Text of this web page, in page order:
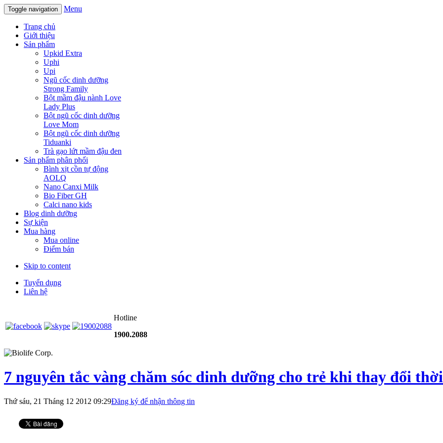
Toggle navigation Menu
Trang chủ
Giới thiệu
Sản phẩm
Upkid Extra
Uphi
Upi
Ngũ cốc dinh dưỡng
Strong Family
Bột mầm đậu nành Love
Lady Plus
Bột ngũ cốc dinh dưỡng
Love Mom
Bột ngũ cốc dinh dưỡng
Tiduanki
Trà gạo lứt mầm đậu đen
Sản phẩm phân phối
Bình xịt cồn tự động
AOLQ
Nano Canxi Milk
Bio Fiber GH
Calci nano kids
Blog dinh dưỡng
Sự kiện
Mua hàng
Mua online
Điểm bán
Skip to content
Tuyển dụng
Liên hệ
Hotline
1900.2088
7 nguyên tắc vàng chăm sóc dinh dưỡng cho trẻ khi thay đổi
Thứ sáu, 21 Tháng 12 2012 09:29Đăng ký để nhận thông tin